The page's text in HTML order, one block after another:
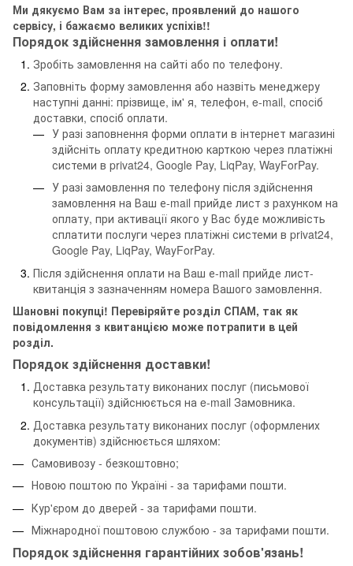
Ми дякуємо Вам за інтерес, проявлений до нашого
сервісу, і бажаємо великих успіхів!!
Порядок здійснення замовлення і оплати!
Зробіть замовлення на сайті або по телефону.
Заповніть форму замовлення або назвіть менеджеру
наступні данні: прізвище, ім' я, телефон, e-mail, спосіб
доставки, спосіб оплати.
У разі заповнення форми оплати в інтернет магазині
здійсніть оплату кредитною карткою через платіжні
системи в privat24, Google Pay, LiqPay, WayForPay.
У разі замовлення по телефону після здійснення
замовлення на Ваш е-mail прийде лист з рахунком на
оплату, при активації якого у Вас буде можливість
сплатити послуги через платіжні системи в privat24,
Google Pay, LiqPay, WayForPay.
Після здійснення оплати на Ваш е-mail прийде лист-
квитанція з зазначенням номера Вашого замовлення.
Шановні покупці! Перевіряйте розділ СПАМ, так як
повідомлення з квитанцією може потрапити в цей
розділ.
Порядок здійснення доставки!
Доставка результату виконаних послуг (письмової
консультації) здійснюється на e-mail Замовника.
Доставка результату виконаних послуг (оформлених
документів) здійснюється шляхом:
Самовивозу - безкоштовно;
Новою поштою по Україні - за тарифами пошти.
Кур'єром до дверей - за тарифами пошти.
Міжнародної поштовою службою - за тарифами пошти.
Порядок здійснення гарантійних зобов'язань!